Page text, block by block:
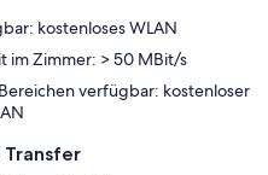
kostenloses WLAN
im Zimmer: > 50 MBit/s
verfügbar: kostenloser
Transfer